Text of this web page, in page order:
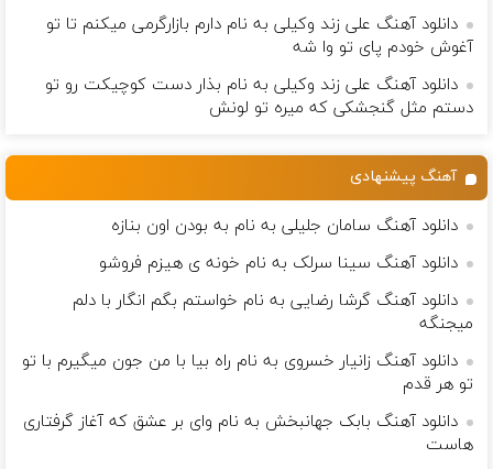
دانلود آهنگ علی زند وکیلی به نام دارم بازارگرمی میكنم تا تو
آغوش خودم پای تو وا شه
دانلود آهنگ علی زند وکیلی به نام بذار دست كوچیكت رو تو
دستم مثل گنجشكی كه میره تو لونش
آهنگ پیشنهادی
دانلود آهنگ سامان جلیلی به نام به بودن اون بنازه
دانلود آهنگ سینا سرلک به نام خونه ی هیزم فروشو
دانلود آهنگ گرشا رضایی به نام خواستم بگم انگار با دلم
میجنگه
دانلود آهنگ زانیار خسروی به نام راه بیا با من جون میگیرم با تو
تو هر قدم
دانلود آهنگ بابک جهانبخش به نام وای بر عشق که آغاز گرفتاری
هاست